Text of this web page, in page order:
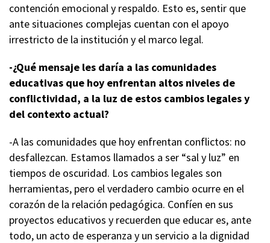
contención emocional y respaldo. Esto es, sentir que
ante situaciones complejas cuentan con el apoyo
irrestricto de la institución y el marco legal.
-¿Qué mensaje les daría a las comunidades
educativas que hoy enfrentan altos niveles de
conflictividad, a la luz de estos cambios legales y
del contexto actual?
-A las comunidades que hoy enfrentan conflictos: no
desfallezcan. Estamos llamados a ser “sal y luz” en
tiempos de oscuridad. Los cambios legales son
herramientas, pero el verdadero cambio ocurre en el
corazón de la relación pedagógica. Confíen en sus
proyectos educativos y recuerden que educar es, ante
todo, un acto de esperanza y un servicio a la dignidad